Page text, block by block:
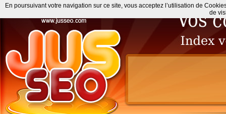
En poursuivant votre navigation sur ce site, vous acceptez l’utilisation de
de